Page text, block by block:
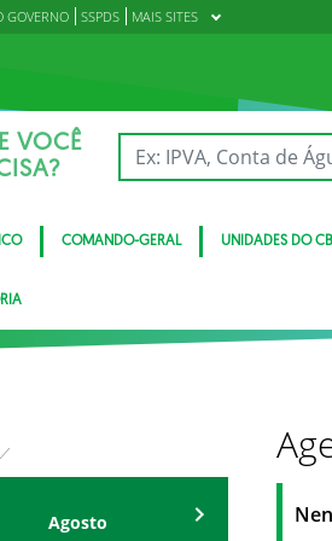
GOVERNO SSPDS MAIS SITES
VOCÊ
COMANDO-GERAL UNIDADES DO
Agosto